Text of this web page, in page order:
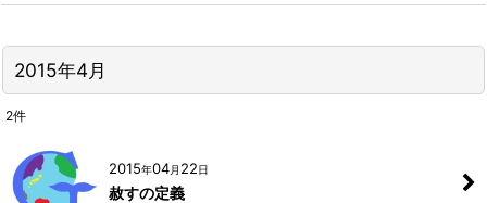
2015年4月
2件
2015年04月 22日
赦すの定義